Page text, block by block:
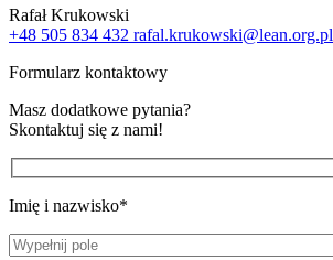
Rafał Krukowski
+48 505 834 432 rafal.krukowski@lean.org.pl
Formularz kontaktowy
Masz dodatkowe pytania?
Skontaktuj się z nami!
Imię i nazwisko*